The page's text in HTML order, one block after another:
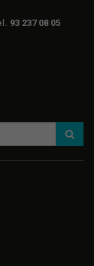
93 237 08 05